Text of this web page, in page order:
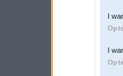
third
I
I